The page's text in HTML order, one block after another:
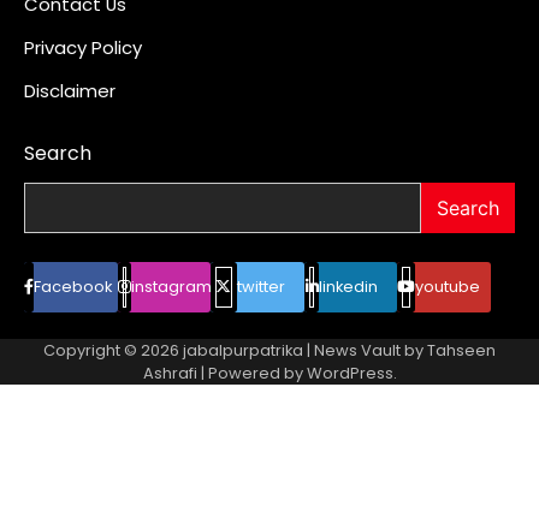
Privacy Policy
Disclaimer
Search
Search
Facebook instagram twitter linkedin youtube
Copyright © 2026 jabalpurpatrika | News Vault byTahseen
Ashrafi | Powered byWordPress.